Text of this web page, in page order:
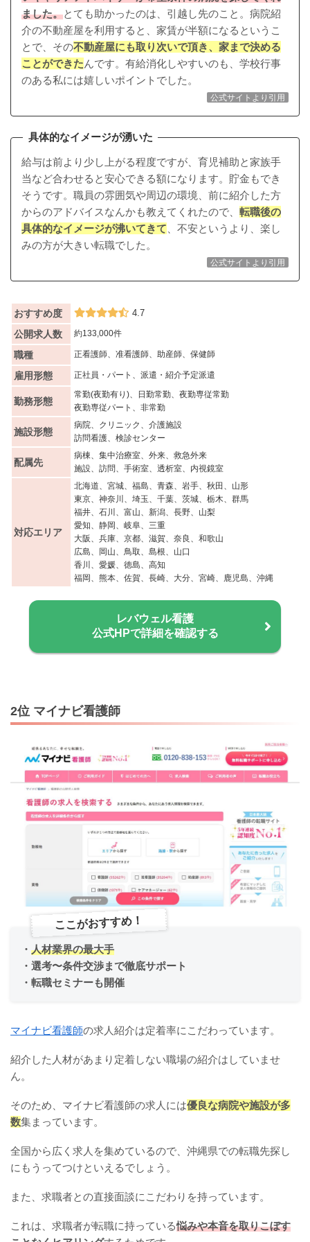
ました。とても助かったのは、引越し先のこと。病院紹
介の不動産屋を利用すると、家賃が半額になるというこ
とで、その不動産屋にも取り次いで頂き、家まで決める
ことができたんです。有給消化しやすいのも、学校行事
のある私には嬉しいポイントでした。
公式サイトより引用
具体的なイメージが湧いた
給与は前より少し上がる程度ですが、育児補助と家族手
当など合わせると安心できる額になります。貯金もでき
そうです。 職員の雰囲気や周辺の環境、前に紹介した方
からのアドバイスなんかも教えてくれたので、 転職後の
具体的なイメージが沸いてきて 、不安というより、楽し
みの方が大きい転職でした。
公式サイトより引用
おすすめ度 4.7
公開求人数 約133,000件
職種 正看護師、准看護師、助産師、保健師
雇用形態 正社員・パート、派遣・紹介予定派遣
勤務形態
常勤(夜勤有り)、日勤常勤、夜勤専従常勤
夜勤専従パート、非常勤
施設形態
病院、クリニック、介護施設
訪問看護、検診センター
配属先
病棟、集中治療室、外来、救急外来
施設、訪問、手術室、透析室、内視鏡室
対応エリア
北海道、宮城、福島、青森、岩手、秋田、山形
東京、神奈川、埼玉、千葉、茨城、栃木、群馬
福井、石川、富山、新潟、長野、山梨
愛知、静岡、岐阜、三重
大阪、兵庫、京都、滋賀、奈良、和歌山
広島、岡山、鳥取、島根、山口
香川、愛媛、徳島、高知
福岡、熊本、佐賀、長崎、大分、宮崎、鹿児島、沖縄
レバウェル看護
公式HPで詳細を確認する
2位 マイナビ看護師
ここがおすすめ！
・ 人材業界の最大手
・選考〜条件交渉まで徹底サポート
・転職セミナーも開催
マイナビ看護師の求人紹介は定着率にこだわっています。
紹介した人材があまり定着しない職場の紹介はしていませ
ん。
そのため、マイナビ看護師の求人には優良な病院や施設が多
数集まっています。
全国から広く求人を集めているので、沖縄県での転職先探し
にもうってつけといえるでしょう。
また、求職者との直接面談にこだわりを持っています。
これは、求職者が転職に持っている悩みや本音を取りこぼす